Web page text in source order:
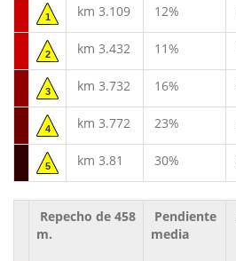
1 km 3.109 12%
2 km 3.432 11%
3 km 3.732 16%
4 km 3.772 23%
5 km 3.81 30%
Repecho de 458
m.
Pendiente
media